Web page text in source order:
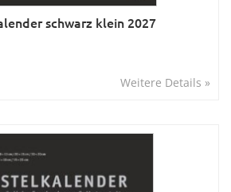
schwarz klein 2027
Weitere Details »